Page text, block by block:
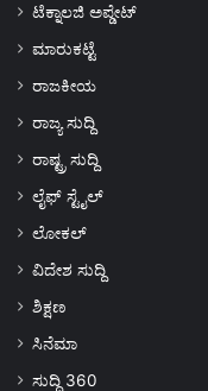
ಟೆಕ್ನಾಲಜಿ ಅಪ್ಡೇಟ್
ಮಾರುಕಟ್ಟೆ
ರಾಜಕೀಯ
ರಾಜ್ಯ ಸುದ್ದಿ
ರಾಷ್ಟ್ರ ಸುದ್ದಿ
ಲೈಫ್ ಸ್ಟೈಲ್
ಲೋಕಲ್
ವಿದೇಶ ಸುದ್ದಿ
ಶಿಕ್ಷಣ
ಸಿನೆಮಾ
ಸುದ್ದಿ 360